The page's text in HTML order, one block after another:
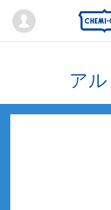
Mypage
ア